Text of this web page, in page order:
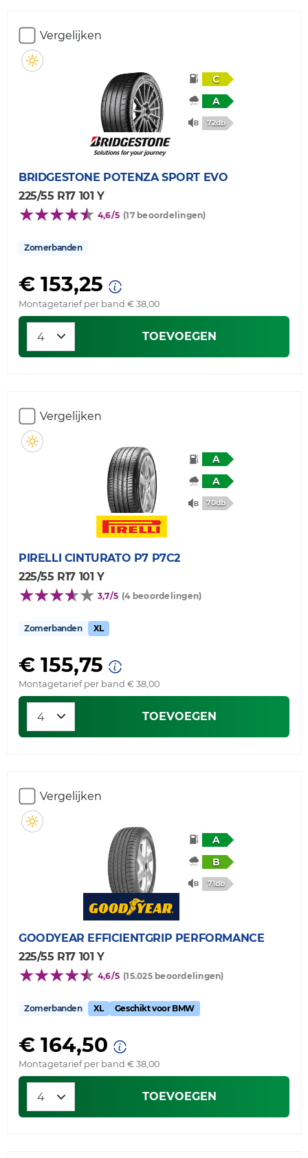
Vergelijken
C
A
72db
BRIDGESTONE POTENZA SPORT EVO
225/55 R17 101 Y
4,6/5 (17 beoordelingen)
Zomerbanden
€ 153,25
Montagetarief per band € 38,00
TOEVOEGEN
Vergelijken
A
A
70db
PIRELLI CINTURATO P7 P7C2
225/55 R17 101 Y
3,7/5 (4 beoordelingen)
Zomerbanden XL
€ 155,75
Montagetarief per band € 38,00
TOEVOEGEN
Vergelijken
A
B
71db
GOODYEAR EFFICIENTGRIP PERFORMANCE
225/55 R17 101 Y
4,6/5 (15.025 beoordelingen)
Zomerbanden XL Geschikt voor BMW
€ 164,50
Montagetarief per band € 38,00
TOEVOEGEN